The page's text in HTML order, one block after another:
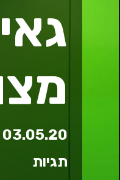
03.05.20
תגיות